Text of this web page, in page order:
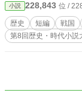
小説 228,843 位 /
歴史 短編 戦国
第8回歴史・時代小説